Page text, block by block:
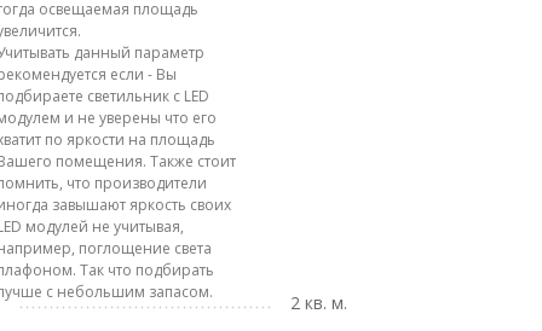
освещаемая площадь
данный параметр
если - Вы
светильник с LED
и не уверены что его
по яркости на площадь
помещения. Также стоит
что производители
завышают яркость своих
модулей не учитывая,
поглощение света
Так что подбирать
с небольшим запасом.
2 кв. м.